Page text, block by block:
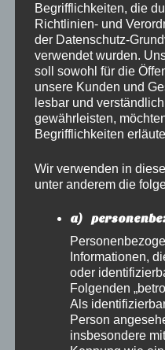
Leave a comment
Begrifflichkeiten, die
Richtlinien- und
der Datenschutz-
verwendet wurden.
soll sowohl für die
unsere Kunden und
lesbar und
gewährleisten,
Begrifflichkeiten
Wir verwenden in
unter anderem die
a)
Informationen,
oder
Folgenden
Als
Person
insbesondere